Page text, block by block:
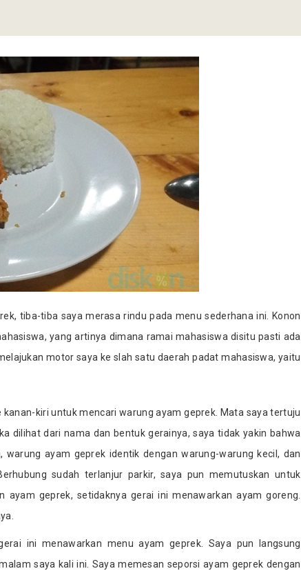
tiba-tiba saya merasa rindu pada menu sederhana ini. Konon
yang artinya dimana ramai mahasiswa disitu pasti ada
motor saya ke slah satu daerah padat mahasiswa, yaitu
kiri untuk mencari warung ayam geprek. Mata saya tertuju
dilihat dari nama dan bentuk gerainya, saya tidak yakin bahwa
ayam geprek identik dengan warung-warung kecil, dan
sudah terlanjur parkir, saya pun memutuskan untuk
geprek, setidaknya gerai ini menawarkan ayam goreng.
ini menawarkan menu ayam geprek. Saya pun langsung
saya kali ini. Saya memesan seporsi ayam geprek dengan